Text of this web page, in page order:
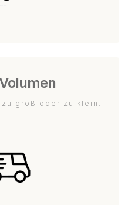
groß oder zu klein.